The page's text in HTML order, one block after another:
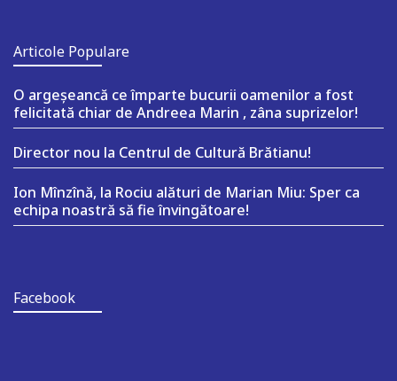
Articole Populare
O argeşeancă ce împarte bucurii oamenilor a fost
felicitată chiar de Andreea Marin , zâna suprizelor!
Director nou la Centrul de Cultură Brătianu!
Ion Mînzînă, la Rociu alături de Marian Miu: Sper ca
echipa noastră să fie învingătoare!
Facebook